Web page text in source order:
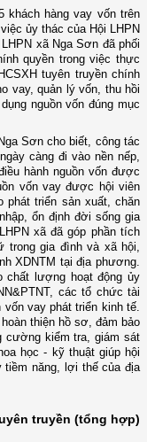
khách hàng vay vốn trên
ủy thác của Hội LHPN
xã Nga Sơn đã phối
quyền trong việc thực
tuyên truyền chính
vay, quản lý vốn, thu hồi
nguồn vốn đúng mục
Sơn cho biết, công tác
càng đi vào nền nếp,
hành nguồn vốn được
vốn vay được hội viên
phát triển sản xuất, chăn
ổn định đời sống gia
xã đã góp phần tích
trong gia đình và xã hội,
XDNTM tại địa phương.
chất lượng hoạt động ủy
các tổ chức tài
vay phát triển kinh tế.
thiện hồ sơ, đảm bảo
cường kiểm tra, giám sát
học - kỹ thuật giúp hội
tiềm năng, lợi thế của địa
truyền (tổng hợp)